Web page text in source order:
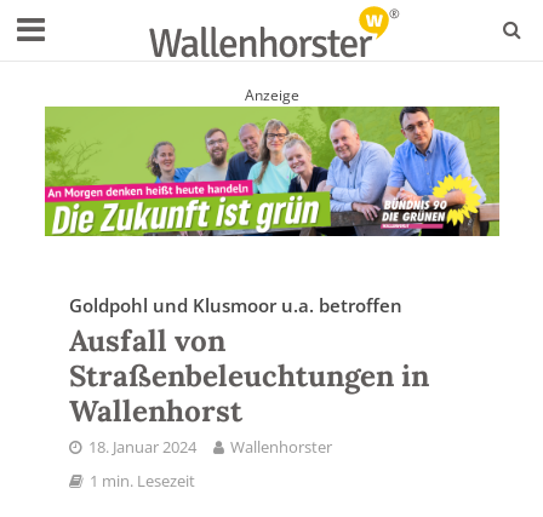
Anzeige
Goldpohl und Klusmoor u.a. betroffen
Ausfall von
Straßenbeleuchtungen in
Wallenhorst
18. Januar 2024
Wallenhorster
1 min. Lesezeit